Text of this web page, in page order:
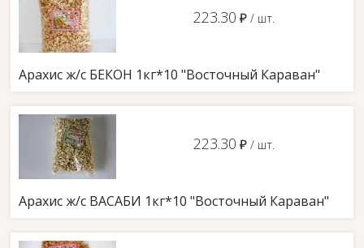
223.30 д / шт.
Арахис ж/с БЕКОН 1кг*10 "Восточный Караван"
223.30 д / шт.
Арахис ж/с ВАСАБИ 1кг*10 "Восточный Караван"